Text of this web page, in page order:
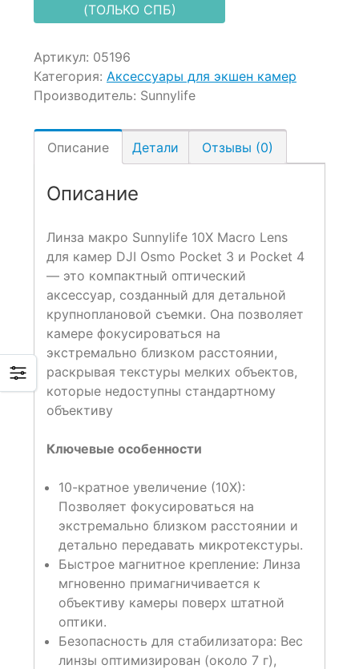
(ТОЛЬКО СПБ)
Артикул: 05196
Категория: Аксессуары для экшен камер
Производитель: Sunnylife
Описание Детали Отзывы (0)
Описание
Линза макро Sunnylife 10X Macro Lens
для камер DJI Osmo Pocket 3 и Pocket 4
— это компактный оптический
аксессуар, созданный для детальной
крупноплановой съемки. Она позволяет
камере фокусироваться на
экстремально близком расстоянии,
раскрывая текстуры мелких объектов,
которые недоступны стандартному
объективу
Ключевые особенности
10-кратное увеличение (10X):
Позволяет фокусироваться на
экстремально близком расстоянии и
детально передавать микротекстуры.
Быстрое магнитное крепление: Линза
мгновенно примагничивается к
объективу камеры поверх штатной
оптики.
Безопасность для стабилизатора: Вес
линзы оптимизирован (около 7 г),